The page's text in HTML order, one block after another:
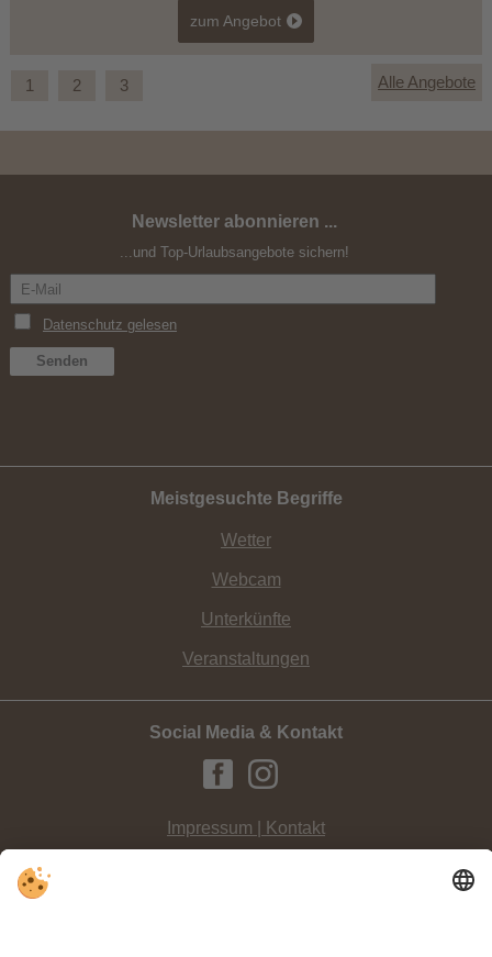
Aktiv Urlaub mit dem Rad in den Dolomiten
zum Angebot
1 2 3 Alle Angebote
Newsletter abonnieren ...
...und Top-Urlaubsangebote sichern!
Meistgesuchte Begriffe
Wetter
Webcam
Unterkünfte
Veranstaltungen
Social Media & Kontakt
Impressum | Kontakt